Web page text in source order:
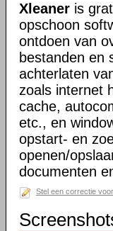
Xleaner is
opschoon
ontdoen van
bestanden en
achterlaten
zoals internet
cache,
etc., en
opstart- en
openen/
documenten
Stel een correctie voor